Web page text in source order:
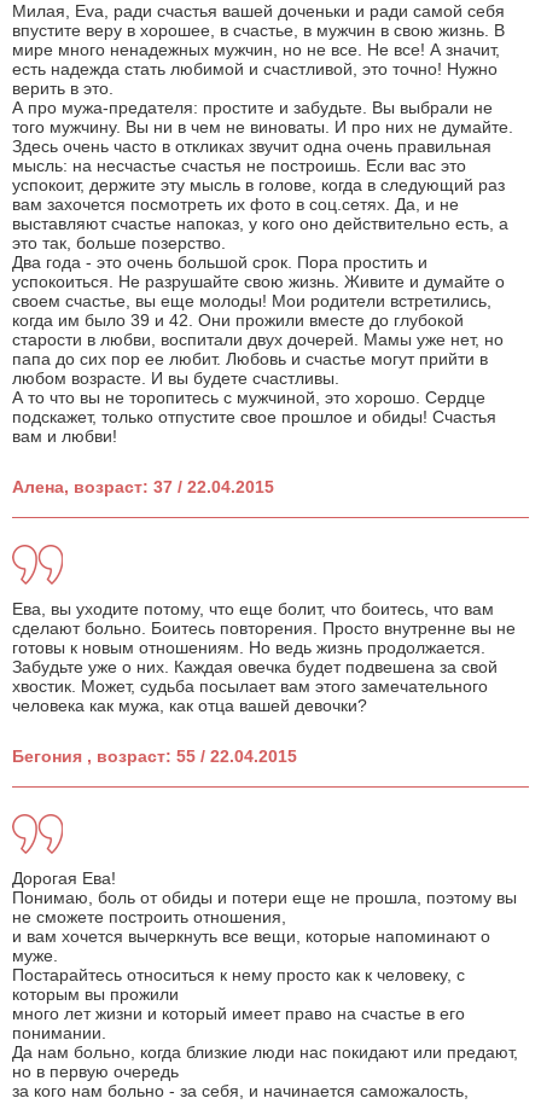
Милая, Eva, ради счастья вашей доченьки и ради самой себя
впустите веру в хорошее, в счастье, в мужчин в свою жизнь. В
мире много ненадежных мужчин, но не все. Не все! А значит,
есть надежда стать любимой и счастливой, это точно! Нужно
верить в это.
А про мужа-предателя: простите и забудьте. Вы выбрали не
того мужчину. Вы ни в чем не виноваты. И про них не думайте.
Здесь очень часто в откликах звучит одна очень правильная
мысль: на несчастье счастья не построишь. Если вас это
успокоит, держите эту мысль в голове, когда в следующий раз
вам захочется посмотреть их фото в соц.сетях. Да, и не
выставляют счастье напоказ, у кого оно действительно есть, а
это так, больше позерство.
Два года - это очень большой срок. Пора простить и
успокоиться. Не разрушайте свою жизнь. Живите и думайте о
своем счастье, вы еще молоды! Мои родители встретились,
когда им было 39 и 42. Они прожили вместе до глубокой
старости в любви, воспитали двух дочерей. Мамы уже нет, но
папа до сих пор ее любит. Любовь и счастье могут прийти в
любом возрасте. И вы будете счастливы.
А то что вы не торопитесь с мужчиной, это хорошо. Сердце
подскажет, только отпустите свое прошлое и обиды! Счастья
вам и любви!
Алена, возраст: 37 / 22.04.2015
Ева, вы уходите потому, что еще болит, что боитесь, что вам
сделают больно. Боитесь повторения. Просто внутренне вы не
готовы к новым отношениям. Но ведь жизнь продолжается.
Забудьте уже о них. Каждая овечка будет подвешена за свой
хвостик. Может, судьба посылает вам этого замечательного
человека как мужа, как отца вашей девочки?
Бегония , возраст: 55 / 22.04.2015
Дорогая Ева!
Понимаю, боль от обиды и потери еще не прошла, поэтому вы
не сможете построить отношения,
и вам хочется вычеркнуть все вещи, которые напоминают о
муже.
Постарайтесь относиться к нему просто как к человеку, с
которым вы прожили
много лет жизни и который имеет право на счастье в его
понимании.
Да нам больно, когда близкие люди нас покидают или предают,
но в первую очередь
за кого нам больно - за себя, и начинается саможалость,